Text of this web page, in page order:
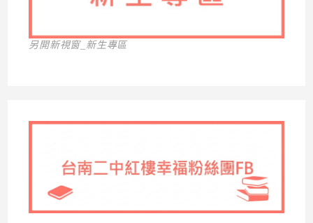
另開新視窗_新生專區